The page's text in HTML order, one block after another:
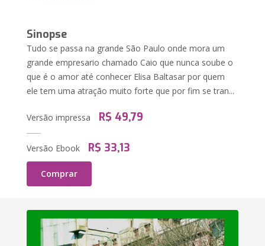
Sinopse
Tudo se passa na grande São Paulo onde mora um
grande empresario chamado Caio que nunca soube o
que é o amor até conhecer Elisa Baltasar por quem
ele tem uma atração muito forte que por fim se tran...
Versão impressa R$ 49,79
Versão Ebook R$ 33,13
Comprar